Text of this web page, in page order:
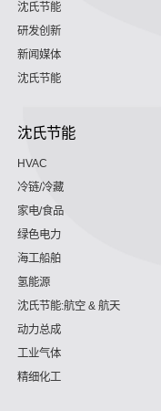
沈氏节能
研发创新
新闻媒体
沈氏节能
沈氏节能
HVAC
冷链/冷藏
家电/食品
绿色电力
海工船舶
氢能源
沈氏节能:航空 & 航天
动力总成
工业气体
精细化工